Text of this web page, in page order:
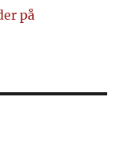
på